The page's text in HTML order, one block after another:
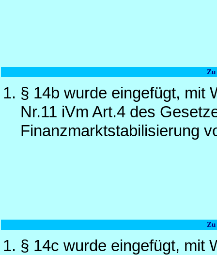
§ 14b wurde eingefügt, mit
Nr.11 iVm Art.4 des
Finanzmarktstabilisierung
§ 14c wurde eingefügt, mit